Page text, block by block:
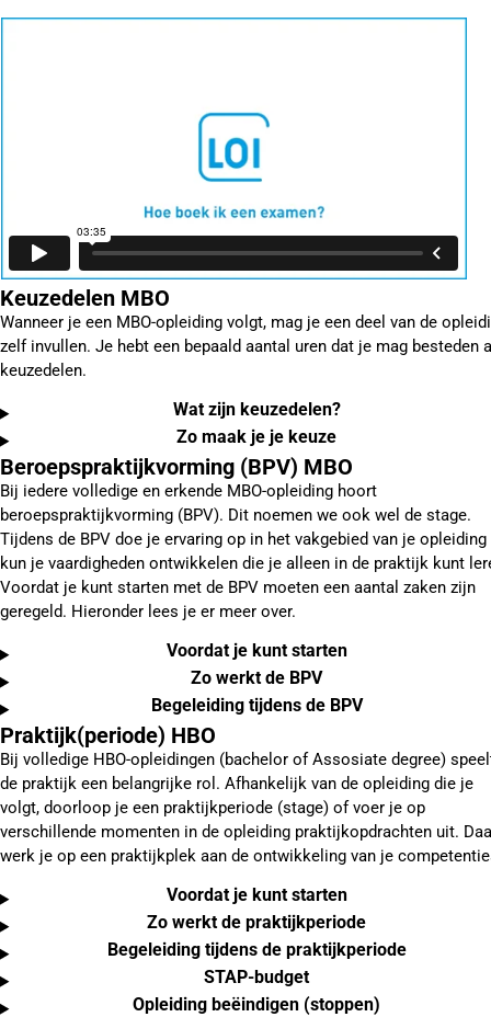
Keuzedelen MBO
Wanneer je een MBO-opleiding volgt, mag je een deel van de
zelf invullen. Je hebt een bepaald aantal uren dat je mag besteden
keuzedelen.
Wat zijn keuzedelen?
Zo maak je je keuze
Beroepspraktijkvorming (BPV) MBO
Bij iedere volledige en erkende MBO-opleiding hoort
beroepspraktijkvorming (BPV). Dit noemen we ook wel de stage.
Tijdens de BPV doe je ervaring op in het vakgebied van je opleiding
kun je vaardigheden ontwikkelen die je alleen in de praktijk kunt
Voordat je kunt starten met de BPV moeten een aantal zaken zijn
geregeld. Hieronder lees je er meer over.
Voordat je kunt starten
Zo werkt de BPV
Begeleiding tijdens de BPV
Praktijk(periode) HBO
Bij volledige HBO-opleidingen (bachelor of Assosiate degree)
de praktijk een belangrijke rol. Afhankelijk van de opleiding die je
volgt, doorloop je een praktijkperiode (stage) of voer je op
verschillende momenten in de opleiding praktijkopdrachten uit.
werk je op een praktijkplek aan de ontwikkeling van je
Voordat je kunt starten
Zo werkt de praktijkperiode
Begeleiding tijdens de praktijkperiode
STAP-budget
Opleiding beëindigen (stoppen)